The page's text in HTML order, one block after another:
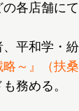
各店舗にて
平和学・
～』（扶桑
務める。